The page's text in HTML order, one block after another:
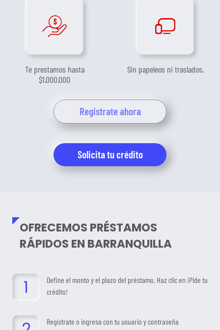
Te prestamos hasta
$1.000.000
Sin papeleos ni traslados.
Registrate ahora
Solicita tu crédito
OFRECEMOS PRÉSTAMOS
RÁPIDOS EN BARRANQUILLA
Define el monto y el plazo del préstamo. Haz clic en ¡Pide tu
crédito!
Regístrate o ingresa con tu usuario y contraseña